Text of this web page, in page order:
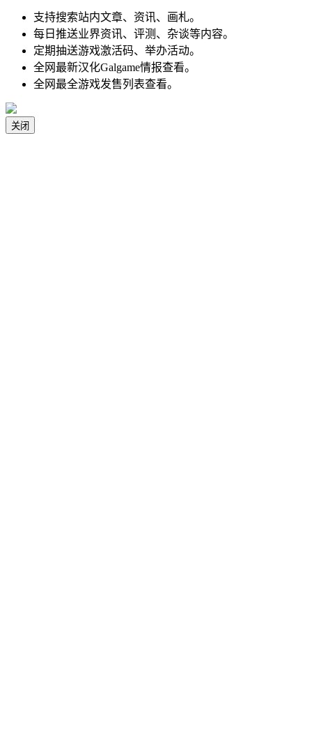
支持搜索站内文章、资讯、画札。
每日推送业界资讯、评测、杂谈等内容。
定期抽送游戏激活码、举办活动。
全网最新汉化Galgame情报查看。
全网最全游戏发售列表查看。
关闭